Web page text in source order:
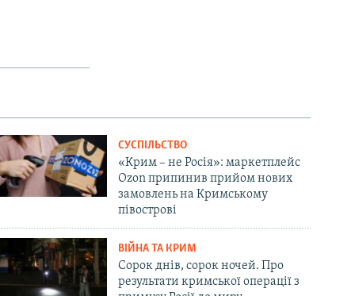
СУСПІЛЬСТВО
«Крим – не Росія»: маркетплейс
Ozon припинив прийом нових
замовлень на Кримському
півострові
ВІЙНА ТА КРИМ
Сорок днів, сорок ночей. Про
результати кримської операції з